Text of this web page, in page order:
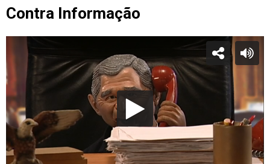
Contra Informação